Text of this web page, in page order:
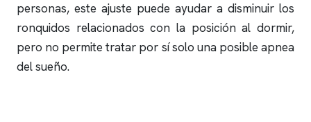
personas, este ajuste puede ayudar a disminuir los
ronquidos relacionados con la posición al dormir,
pero no permite tratar por sí solo una posible apnea
del sueño.